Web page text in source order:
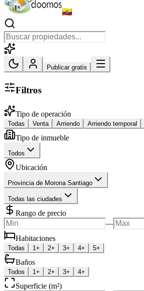
Publicar gratis
Filtros
Tipo de operación
Todas Venta Arriendo Arriendo temporal
Tipo de inmueble
Todos
Ubicación
Provincia de Morona Santiago
Todas las ciudades
Rango de precio
—
Habitaciones
Todas 1+ 2+ 3+ 4+ 5+
Baños
Todos 1+ 2+ 3+ 4+
Superficie (m²)